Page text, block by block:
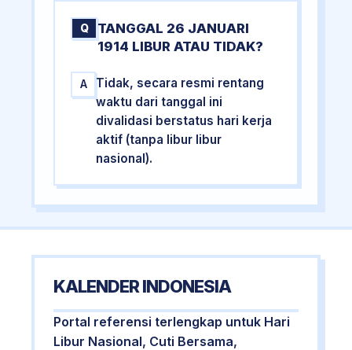
Q
TANGGAL 26 JANUARI
1914 LIBUR ATAU TIDAK?
A
Tidak, secara resmi rentang
waktu dari tanggal ini
divalidasi berstatus hari kerja
aktif (tanpa libur libur
nasional).
KALENDER INDONESIA
Portal referensi terlengkap untuk Hari
Libur Nasional, Cuti Bersama,